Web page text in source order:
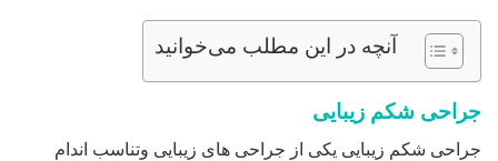
آنچه در این مطلب می‌خوانید
جراحی شکم زیبایی
جراحی شکم زیبایی یکی از جراحی های زیبایی وتناسب اندام